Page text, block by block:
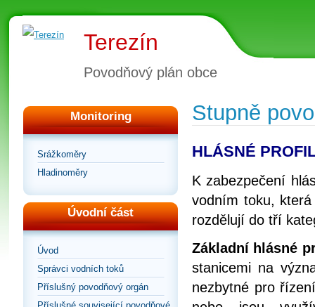
Terezín
Povodňový plán obce
Monitoring
Srážkoměry
Hladinoměry
Úvodní část
Úvod
Správci vodních toků
Příslušný povodňový orgán
Stupně
HLÁSNÉ
K zabezpečení
vodním toku,
rozdělují do tří
Základní hlásné
stanicemi na
nezbytné pro